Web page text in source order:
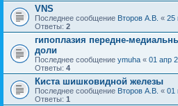
VNS
Последнее сообщение Второв А.В. « 25
Ответы: 2
гипоплазия передне-
доли
Последнее сообщение ymuha « 01 апр
Ответы: 4
Киста шишковидной железы
Последнее сообщение Второв А.В. « 01
Ответы: 1